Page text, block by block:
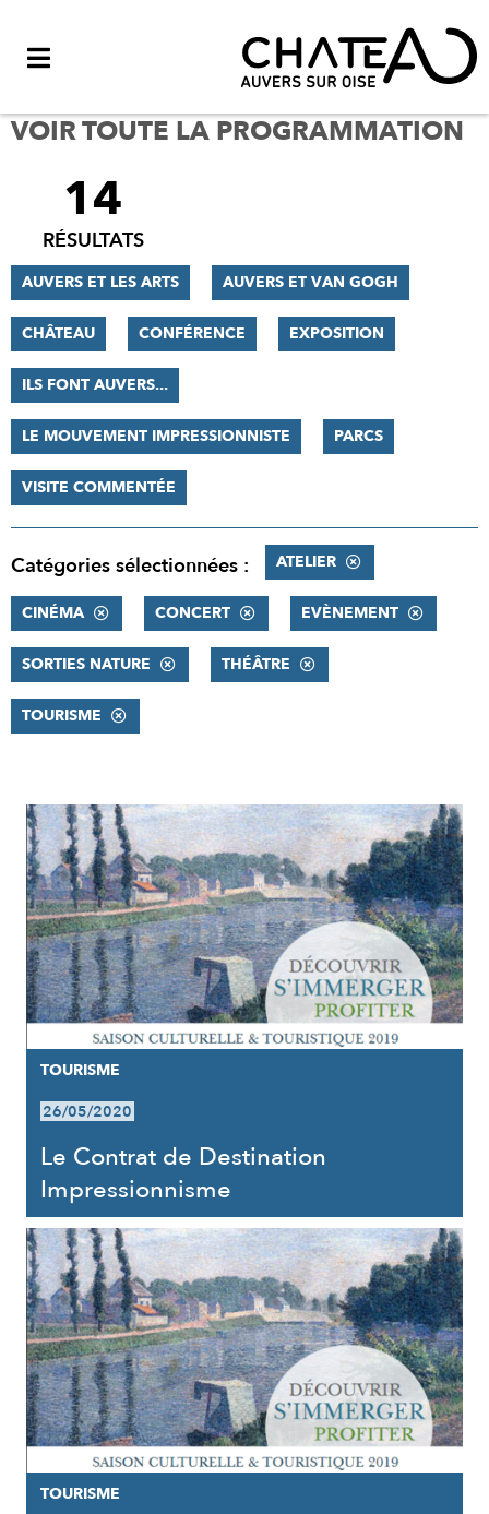
VOIR TOUTE LA PROGRAMMATION
FILTRER
RÉSULTATS
14
RÉSULTATS
AUVERS ET LES ARTS AUVERS ET VAN GOGH
CHÂTEAU CONFÉRENCE EXPOSITION
ILS FONT AUVERS...
LE MOUVEMENT IMPRESSIONNISTE PARCS
VISITE COMMENTÉE
Catégories sélectionnées : ATELIER
CINÉMA CONCERT EVÈNEMENT
SORTIES NATURE THÉÂTRE
TOURISME
RÉSULTATS
TOURISME
26/05/2020
Le Contrat de Destination
Impressionnisme
TOURISME